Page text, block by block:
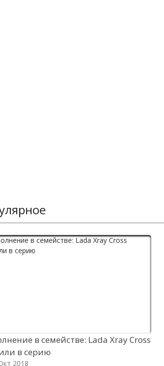
в семействе: Lada Xray Cross
в серию
2018